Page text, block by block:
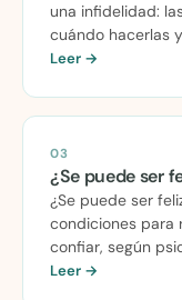
una infidelidad:
cuándo hacerlas
Leer →
03
¿Se puede ser
¿Se puede ser
condiciones para
confiar, según
Leer →